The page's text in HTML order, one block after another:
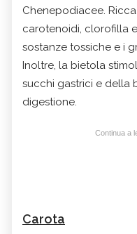
Chenepodiacee.
carotenoidi, clorofilla
sostanze tossiche e i
Inoltre, la bietola
succhi gastrici e della
digestione.
Continua a
Carota